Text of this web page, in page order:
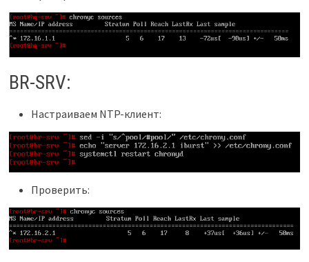
BR-SRV:
Настраиваем NTP-клиент:
Проверить: